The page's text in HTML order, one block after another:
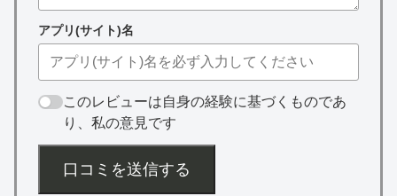
アプリ(サイト)名
このレビューは自身の経験に基づくものであ
り、私の意見です
口コミを送信する